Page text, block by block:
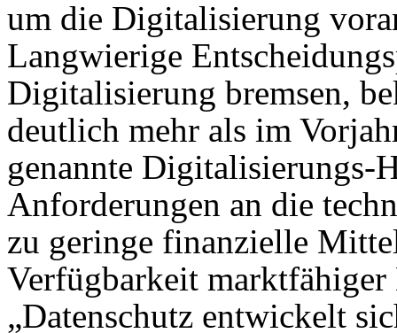
um die Digitalisierung
Langwierige
Digitalisierung bremsen,
deutlich mehr als im
genannte Digitalisierungs-
Anforderungen an die
zu geringe finanzielle
Verfügbarkeit
„Datenschutz entwickelt